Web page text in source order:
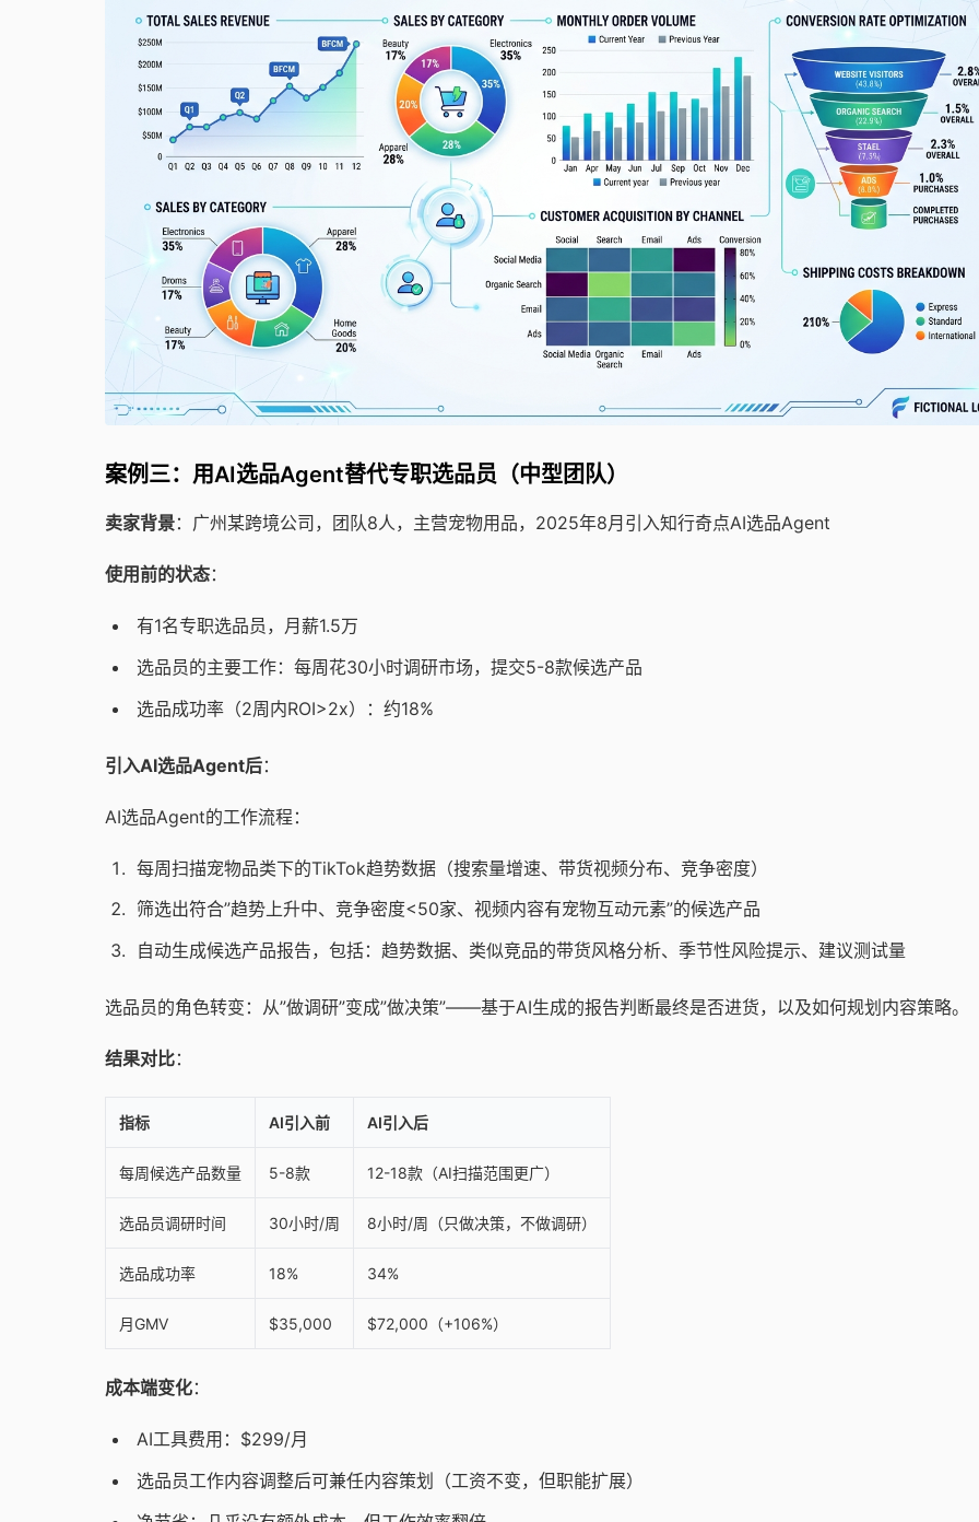
案例三：用AI选品Agent替代专职选品员（中型团队）
卖家背景：广州某跨境公司，团队8人，主营宠物用品，2025年8月引入知行奇点AI选品Agent
使用前的状态：
有1名专职选品员，月薪1.5万
选品员的主要工作：每周花30小时调研市场，提交5-8款候选产品
选品成功率（2周内ROI>2x）：约18%
引入AI选品Agent后：
AI选品Agent的工作流程：
每周扫描宠物品类下的TikTok趋势数据（搜索量增速、带货视频分布、竞争密度）
筛选出符合”趋势上升中、竞争密度<50家、视频内容有宠物互动元素”的候选产品
自动生成候选产品报告，包括：趋势数据、类似竞品的带货风格分析、季节性风险提示、建议测试量
选品员的角色转变：从”做调研”变成”做决策”——基于AI生成的报告判断最终是否进货，以及如何规划内容策略。
结果对比：
指标 AI引入前 AI引入后
每周候选产品数量 5-8款 12-18款（AI扫描范围更广）
选品员调研时间 30小时/周 8小时/周（只做决策，不做调研）
选品成功率 18% 34%
月GMV $35,000 $72,000（+106%）
成本端变化：
AI工具费用：$299/月
选品员工作内容调整后可兼任内容策划（工资不变，但职能扩展）